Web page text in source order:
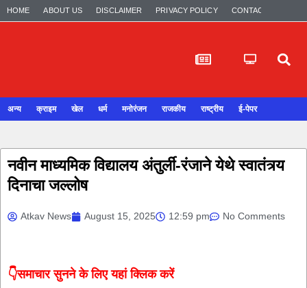
HOME ABOUT US DISCLAIMER PRIVACY POLICY CONTACT US
अन्य क्राइम खेल धर्म मनोरंजन राजकीय राष्ट्रीय ई-पेपर
नवीन माध्यमिक विद्यालय अंतुर्ली-रंजाने येथे स्वातंत्र्य
दिनाचा जल्लोष
Atkav News August 15, 2025 12:59 pm No Comments
👇समाचार सुनने के लिए यहां क्लिक करें